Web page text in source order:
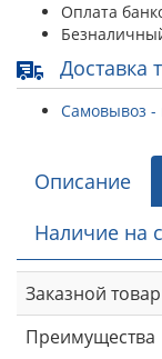
Оплата
Доставка
Самовывоз -
Описание
Наличие на
Заказной товар
Преимущества